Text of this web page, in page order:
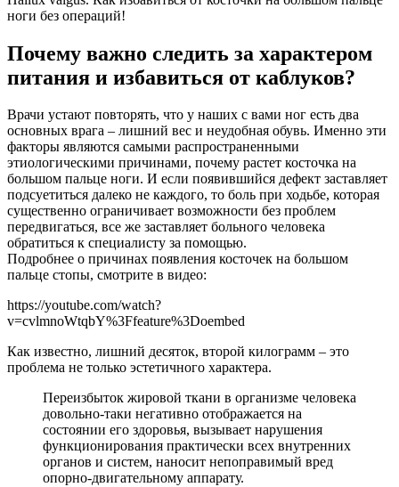
ноги без операций!
Почему важно следить за характером
питания и избавиться от каблуков?
Врачи устают повторять, что у наших с вами ног есть два
основных врага – лишний вес и неудобная обувь. Именно эти
факторы являются самыми распространенными
этиологическими причинами, почему растет косточка на
большом пальце ноги. И если появившийся дефект заставляет
подсуетиться далеко не каждого, то боль при ходьбе, которая
существенно ограничивает возможности без проблем
передвигаться, все же заставляет больного человека
обратиться к специалисту за помощью.
Подробнее о причинах появления косточек на большом
пальце стопы, смотрите в видео:
https://youtube.com/watch?
v=cvlmnoWtqbY%3Ffeature%3Doembed
Как известно, лишний десяток, второй килограмм – это
проблема не только эстетичного характера.
Переизбыток жировой ткани в организме человека
довольно-таки негативно отображается на
состоянии его здоровья, вызывает нарушения
функционирования практически всех внутренних
органов и систем, наносит непоправимый вред
опорно-двигательному аппарату.